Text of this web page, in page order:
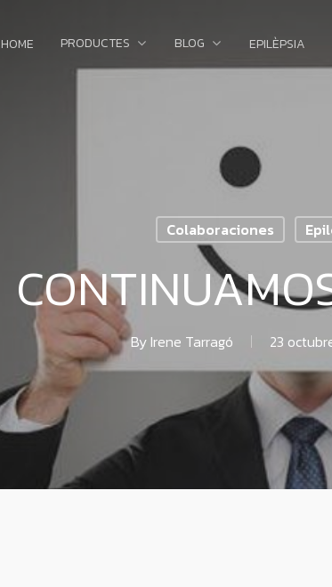
HOME PRODUCTES BLOG EPILÈPSIA
Colaboraciones
By Irene Tarragó 23